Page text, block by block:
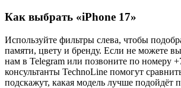
Как выбрать «iPhone 17»
Используйте фильтры слева, чтобы
памяти, цвету и бренду. Если не можете
нам в Telegram или позвоните по номеру
консультанты TechnoLine помогут
подскажут, какая модель лучше подойдёт